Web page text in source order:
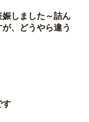
しました～詰ん
、どうやら違う
す